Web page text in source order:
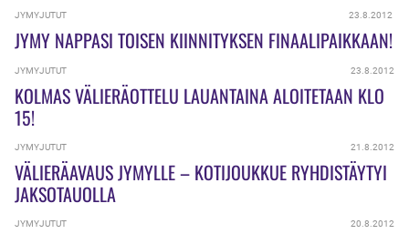
JYMYJUTUT 23.8.2012
JYMY NAPPASI TOISEN KIINNITYKSEN FINAALIPAIKKAAN!
JYMYJUTUT 23.8.2012
KOLMAS VÄLIERÄOTTELU LAUANTAINA ALOITETAAN KLO
15!
JYMYJUTUT 21.8.2012
VÄLIERÄAVAUS JYMYLLE – KOTIJOUKKUE RYHDISTÄYTYI
JAKSOTAUOLLA
JYMYJUTUT 20.8.2012